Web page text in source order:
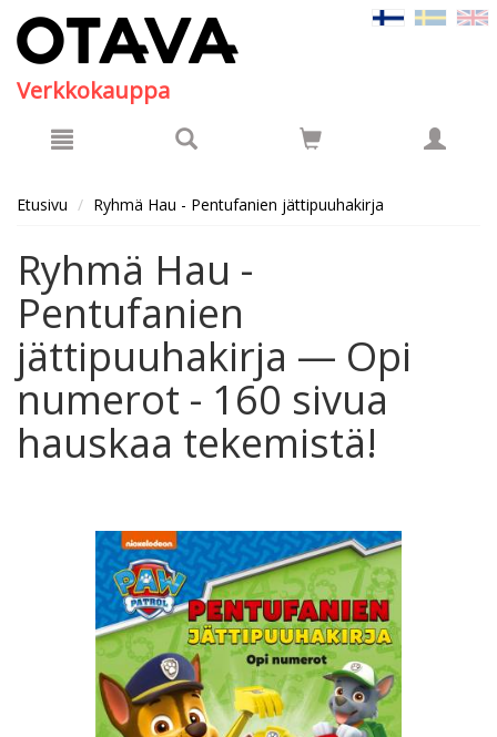
Verkkokauppa
Etusivu Ryhmä Hau - Pentufanien jättipuuhakirja
Ryhmä Hau -
Pentufanien
jättipuuhakirja — Opi
numerot - 160 sivua
hauskaa tekemistä!